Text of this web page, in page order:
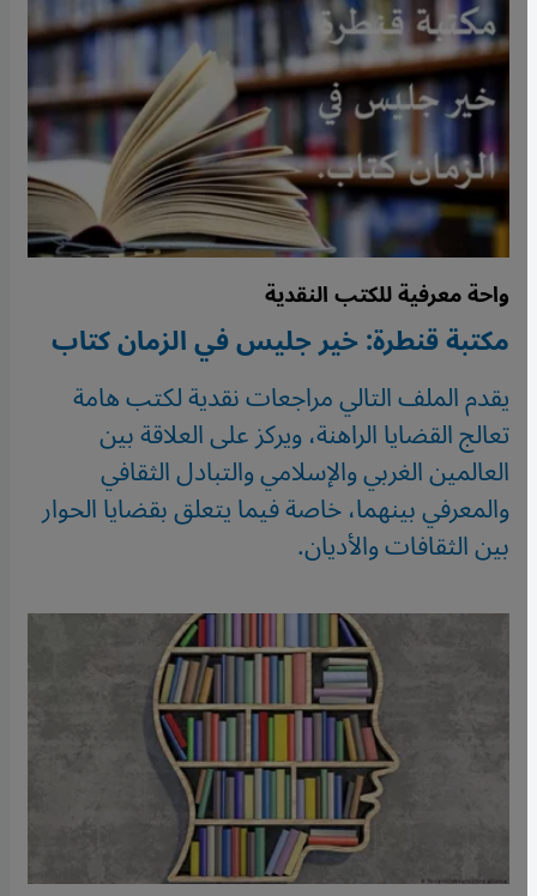
واحة معرفية للكتب النقدية
مكتبة قنطرة: خير جليس في الزمان كتاب
يقدم الملف التالي مراجعات نقدية لكتب هامة
تعالج القضايا الراهنة، ويركز على العلاقة بين
العالمين الغربي والإسلامي والتبادل الثقافي
والمعرفي بينهما، خاصة فيما يتعلق بقضايا الحوار
بين الثقافات والأديان.